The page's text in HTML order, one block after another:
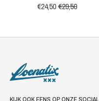
€24,50€29,50
KIJK OOK EENS OP ONZE